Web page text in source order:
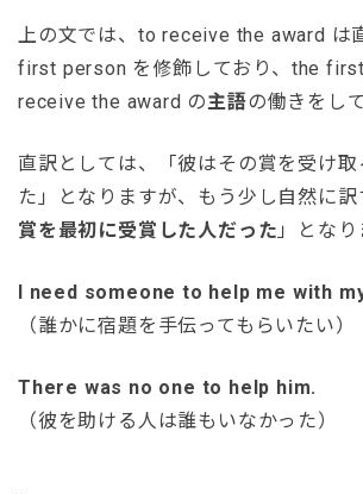
上の文では、to receive the award は
first person を修飾しており、the
receive the award の主語の働きをし
直訳としては、「彼はその賞を受け取
た」となりますが、もう少し自然に訳
賞を最初に受賞した人だった 」となり
I need someone to help me with
（誰かに宿題を手伝ってもらいたい）
There was no one to help him.
（彼を助ける人は誰もいなかった）